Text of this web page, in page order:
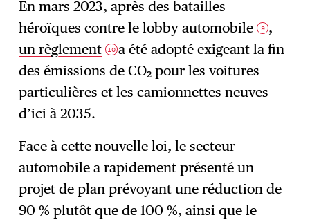
En mars 2023, après des batailles
héroïques contre le lobby automobile 9 ,
un règlement 10 a été adopté exigeant la fin
des émissions de CO₂ pour les voitures
particulières et les camionnettes neuves
d’ici à 2035.
Face à cette nouvelle loi, le secteur
automobile a rapidement présenté un
projet de plan prévoyant une réduction de
90 % plutôt que de 100 %, ainsi que le